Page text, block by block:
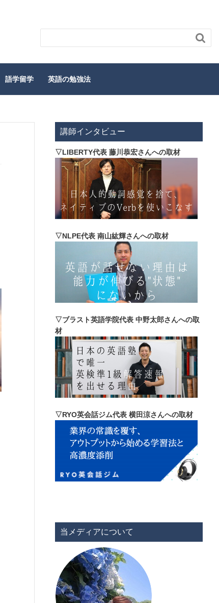

語学留学 英語の勉強法
講師インタビュー
▽LIBERTY代表 藤川恭宏さんへの取材
▽NLPE代表 南山紘輝さんへの取材
▽ブラスト英語学院代表 中野太郎さんへの取
材
▽RYO英会話ジム代表 横田涼さんへの取材
当メディアについて